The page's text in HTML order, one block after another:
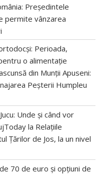
Președintele
permite vânzarea
Perioada,
o alimentație
din Munții Apuseni:
Peșterii Humpleu
Unde și când vor
la Relațiile
Țărilor de Jos, la un nivel
70 de euro și opțiuni de